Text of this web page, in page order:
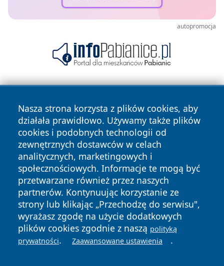
autopromocja
Nasza strona korzysta z plików cookies, aby
działała prawidłowo. Używamy także plików
cookies i podobnych technologii od
zewnętrznych dostawców w celach
analitycznych, marketingowych i
społecznościowych. Informacje te mogą być
przetwarzane również przez naszych
partnerów. Kontynuując korzystanie ze
strony lub klikając „Przechodzę do serwisu",
wyrażasz zgodę na użycie dodatkowych
plików cookies zgodnie z naszą polityką
prywatności. Zaawansowane ustawienia .
Copyright © 2026 przemyslonline.pl Wszystkie prawa
zastrzeżone.
News Autorzy
Polityka
Prywatności
Polityka
Cookies